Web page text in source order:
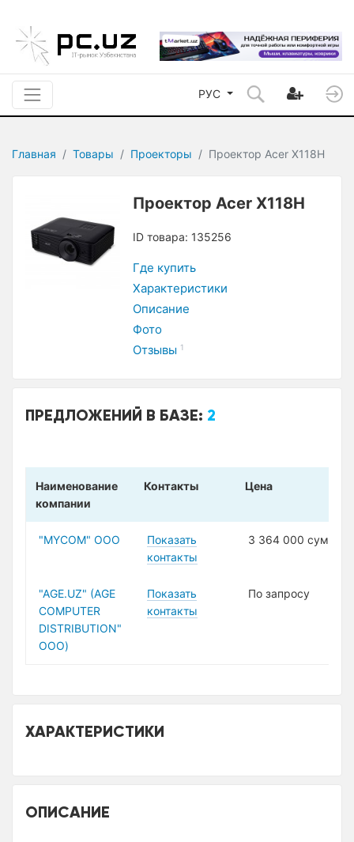
РУС
Главная Товары Проекторы Проектор Acer X118H
Проектор Acer X118H
ID товара: 135256
Где купить
Характеристики
Описание
Фото
Отзывы 1
ПРЕДЛОЖЕНИЙ В БАЗЕ: 2
Наименование
компании
Контакты Цена
"MYCOM" ООО
Показать
контакты
3 364 000 сум
"AGE.UZ" (AGE
COMPUTER
DISTRIBUTION"
ООО)
Показать
контакты
По запросу
ХАРАКТЕРИСТИКИ
ОПИСАНИЕ